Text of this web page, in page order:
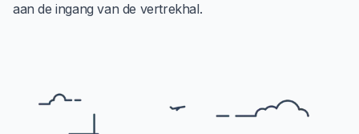
aan de ingang van de vertrekhal.